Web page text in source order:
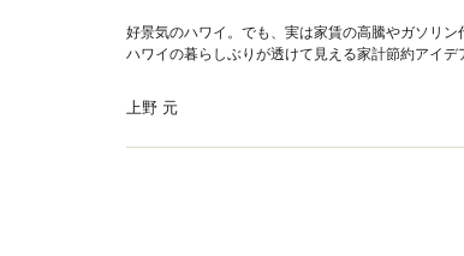
好景気のハワイ。でも、実は家賃の高騰やガソリ
ハワイの暮らしぶりが透けて見える家計節約アイデ
上野 元